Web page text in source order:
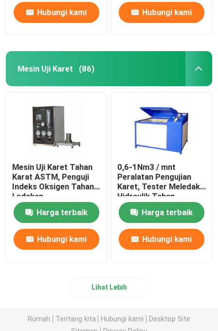
Hubungi kami Hubungi kami
Mesin Uji Karet (86)
Mesin Uji Karet Tahan
Karat ASTM, Penguji
Indeks Oksigen Tahan
Ledakan
Harga terbaik
Hubungi kami
0,6-1Nm3 / mnt
Peralatan Pengujian
Karet, Tester Meledak
Hidraulik Tahan
Ledakan
Harga terbaik
Hubungi kami
Lihat Lebih
Rumah Tentang kita Hubungi kami
Desktop Site